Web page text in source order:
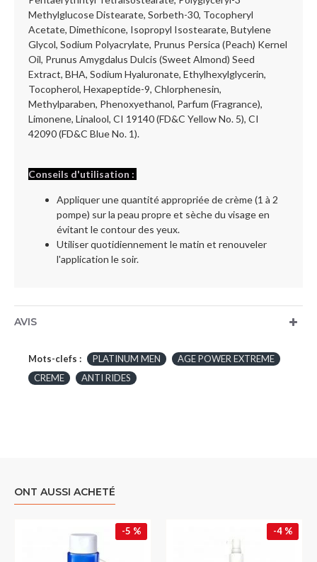
Methylglucose Distearate, Sorbeth-30, Tocopheryl
Acetate, Dimethicone, Isopropyl Isostearate, Butylene
Glycol, Sodium Polyacrylate, Prunus Persica (Peach) Kernel
Oil, Prunus Amygdalus Dulcis (Sweet Almond) Seed
Extract, BHA, Sodium Hyaluronate, Ethylhexylglycerin,
Tocopherol, Hexapeptide-9, Chlorphenesin,
Methylparaben, Phenoxyethanol, Parfum (Fragrance),
Limonene, Linalool, CI 19140 (FD&C Yellow No. 5), CI
42090 (FD&C Blue No. 1).
Conseils d'utilisation :
Appliquer une quantité appropriée de crème (1 à 2
pompe) sur la peau propre et sèche du visage en
évitant le contour des yeux.
Utiliser quotidiennement le matin et renouveler
l'application le soir.
AVIS
Mots-clefs : PLATINUM MEN
AGE POWER EXTREME
CREME
ANTI RIDES
ONT AUSSI ACHETÉ
-5 % -4 %